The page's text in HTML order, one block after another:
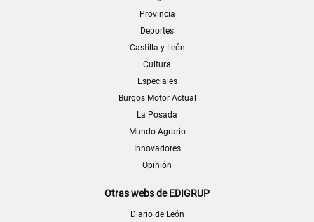
Provincia
Deportes
Castilla y León
Cultura
Especiales
Burgos Motor Actual
La Posada
Mundo Agrario
Innovadores
Opinión
Otras webs de EDIGRUP
Diario de León